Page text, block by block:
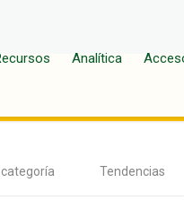
Analítica
Tendencias